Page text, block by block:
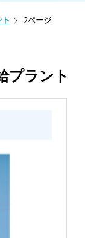
2ページ
プラント